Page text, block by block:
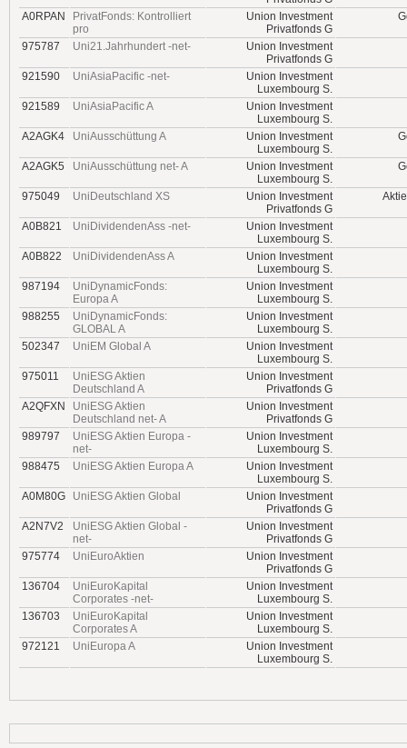
A0RPAN
PrivatFonds: Kontrolliert
pro
Union Investment
Privatfonds G
975787 Uni21.Jahrhundert -net-
Union Investment
Privatfonds G
921590
UniAsiaPacific -net-
Union Investment
Luxembourg S.
921589
UniAsiaPacific A
Union Investment
Luxembourg S.
A2AGK4
UniAusschüttung A
Union Investment
Luxembourg S.
A2AGK5 UniAusschüttung net- A
Union Investment
Luxembourg S.
975049 UniDeutschland XS
Union Investment
Privatfonds G
A0B821 UniDividendenAss -net-
Union Investment
Luxembourg S.
A0B822
UniDividendenAss A
Union Investment
Luxembourg S.
987194
UniDynamicFonds:
Europa A
Union Investment
Luxembourg S.
988255
UniDynamicFonds:
GLOBAL A
Union Investment
Luxembourg S.
502347
UniEM Global A
Union Investment
Luxembourg S.
975011
UniESG Aktien
Deutschland A
Union Investment
Privatfonds G
A2QFXN
UniESG Aktien
Deutschland net- A
Union Investment
Privatfonds G
989797
UniESG Aktien Europa -
net-
Union Investment
Luxembourg S.
988475
UniESG Aktien Europa A
Union Investment
Luxembourg S.
A0M80G
UniESG Aktien Global
Union Investment
Privatfonds G
A2N7V2
UniESG Aktien Global -
net-
Union Investment
Privatfonds G
975774
UniEuroAktien
Union Investment
Privatfonds G
136704
UniEuroKapital
Corporates -net-
Union Investment
Luxembourg S.
136703
UniEuroKapital
Corporates A
Union Investment
Luxembourg S.
972121
UniEuropa A
Union Investment
Luxembourg S.